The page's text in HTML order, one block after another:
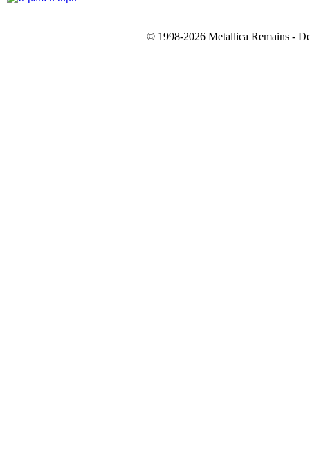
© 1998-2026 Metallica Remains -